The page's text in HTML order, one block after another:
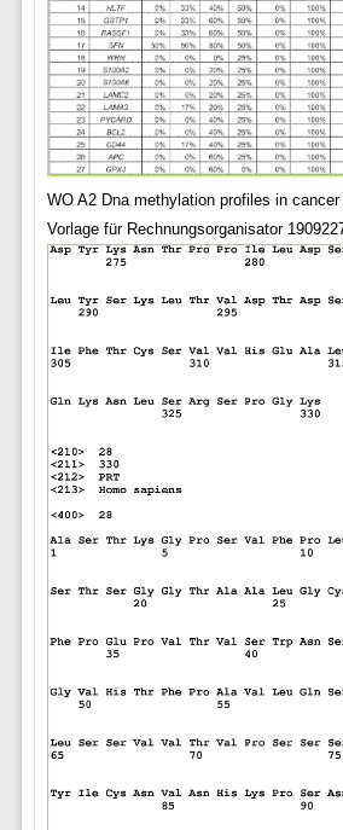
WO A2 Dna methylation profiles in
Vorlage für Rechnungsorganisator